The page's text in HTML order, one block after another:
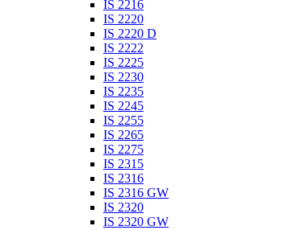
IS 2216
IS 2220
IS 2220 D
IS 2222
IS 2225
IS 2230
IS 2235
IS 2245
IS 2255
IS 2265
IS 2275
IS 2315
IS 2316
IS 2316 GW
IS 2320
IS 2320 GW